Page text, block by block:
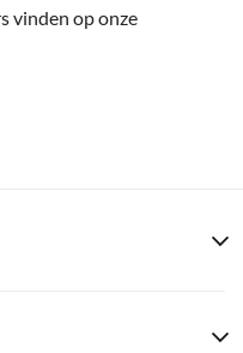
vinden op onze